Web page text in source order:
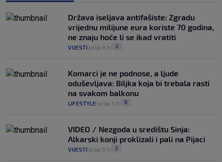
Država iseljava antifašiste: Zgradu
vrijednu milijune eura koriste 70 godina,
ne znaju hoće li se ikad vratiti
VIJESTI prije 8 h 2
Komarci je ne podnose, a ljude
oduševljava: Biljka koja bi trebala rasti
na svakom balkonu
LIFESTYLE prije 3 h 0
VIDEO / Nezgoda u središtu Sinja:
Alkarski konji proklizali i pali na Pijaci
VIJESTI prije 5 h 3